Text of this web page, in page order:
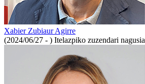
Xabier Zubiaur Agirre
(2024/06/27 - ) Itelazpiko zuzendari nagusia